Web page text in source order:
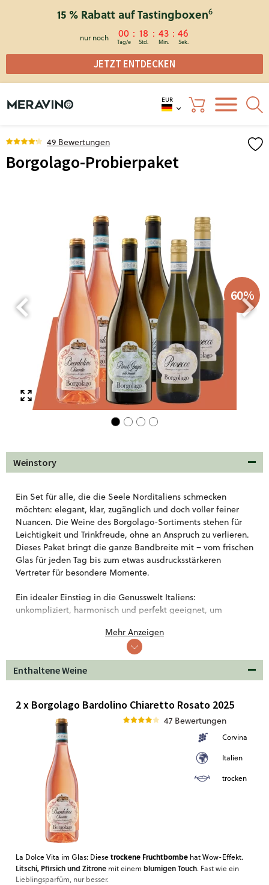
15 % Rabatt auf Tastingboxen6
nur noch 00 18 43 46
JETZT ENTDECKEN
EUR
49 Bewertungen
Borgolago-Probierpaket
60%
Weinstory
Ein Set für alle, die die Seele Norditaliens schmecken
möchten: elegant, klar, zugänglich und doch voller feiner
Nuancen. Die Weine des Borgolago-Sortiments stehen für
Leichtigkeit und Trinkfreude, ohne an Anspruch zu verlieren.
Dieses Paket bringt die ganze Bandbreite mit – vom frischen
Glas für jeden Tag bis zum etwas ausdrucksstärkeren
Vertreter für besondere Momente.
Ein idealer Einstieg in die Genusswelt Italiens:
unkompliziert, harmonisch und perfekt geeignet, um
Mehr Anzeigen
Enthaltene Weine
2 x Borgolago Bardolino Chiaretto Rosato 2025
47 Bewertungen
Corvina
Italien
trocken
La Dolce Vita im Glas: Diesetrockene Fruchtbombe hat Wow-Effekt.
Litschi, Pfirsich und Zitrone mit einem blumigen Touch. Fast wie ein
Lieblingsparfüm, nur besser.